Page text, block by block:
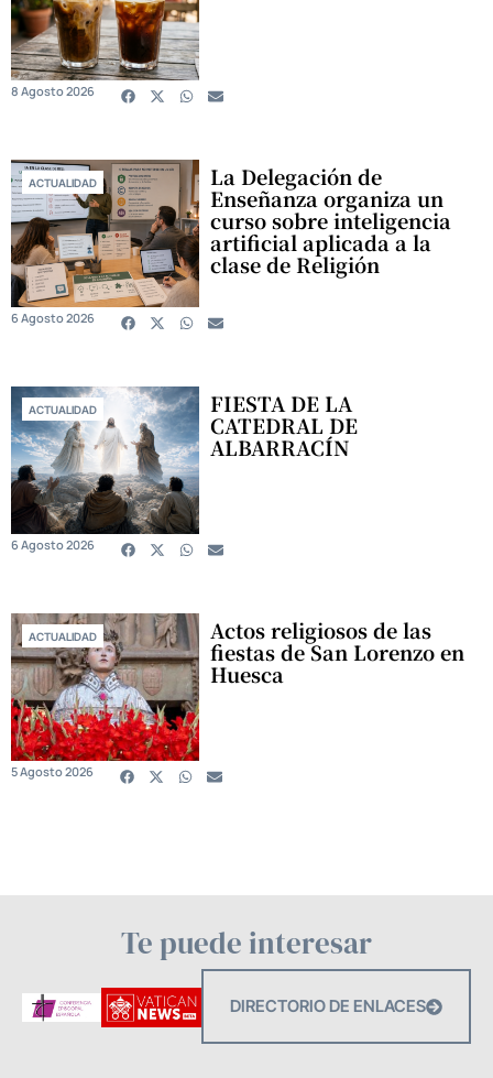
8 Agosto 2026
ACTUALIDAD La Delegación de
Enseñanza organiza un
curso sobre inteligencia
artificial aplicada a la
clase de Religión
6 Agosto 2026
ACTUALIDAD FIESTA DE LA
CATEDRAL DE
ALBARRACÍN
6 Agosto 2026
ACTUALIDAD Actos religiosos de las
fiestas de San Lorenzo en
Huesca
5 Agosto 2026
Te puede interesar
DIRECTORIO DE ENLACES